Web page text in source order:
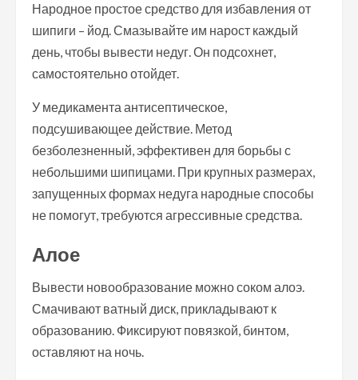
Народное простое средство для избавления от
шипиги – йод. Смазывайте им нарост каждый
день, чтобы вывести недуг. Он подсохнет,
самостоятельно отойдет.
У медикамента антисептическое,
подсушивающее действие. Метод
безболезненный, эффективен для борьбы с
небольшими шипицами. При крупных размерах,
запущенных формах недуга народные способы
не помогут, требуются агрессивные средства.
Алое
Вывести новообразование можно соком алоэ.
Смачивают ватный диск, прикладывают к
образованию. Фиксируют повязкой, бинтом,
оставляют на ночь.